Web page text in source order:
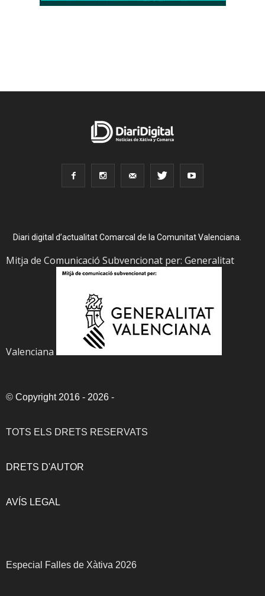
Diari digital d’actualitat Comarcal de la Comunitat Valenciana.
Mitja de Comunicació Subvencionat per: Generalitat
Valenciana
© Copyright 2016 - 2026 -
TOTS ELS DRETS RESERVATS
DRETS D'AUTOR
AVÍS LEGAL
Especial Falles de Xàtiva 2026